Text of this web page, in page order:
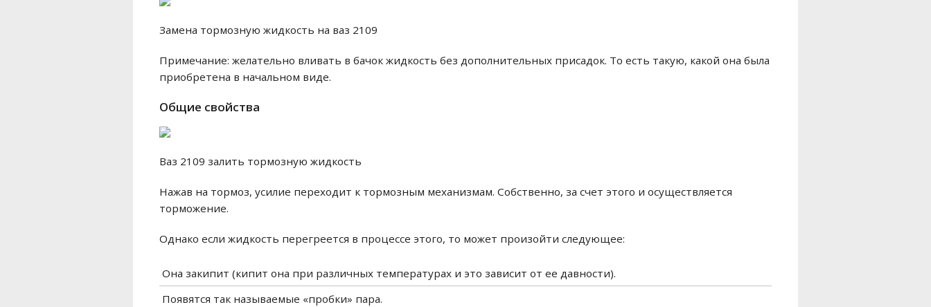
Замена тормозную жидкость на ваз 2109
Примечание: желательно вливать в бачок жидкость без дополнительных присадок. То есть такую, какой она была
приобретена в начальном виде.
Общие свойства
Ваз 2109 залить тормозную жидкость
Нажав на тормоз, усилие переходит к тормозным механизмам. Собственно, за счет этого и осуществляется
торможение.
Однако если жидкость перегреется в процессе этого, то может произойти следующее:
​ Она закипит (кипит она при различных температурах и это зависит от ее давности).
​ Появятся так называемые «пробки» пара.